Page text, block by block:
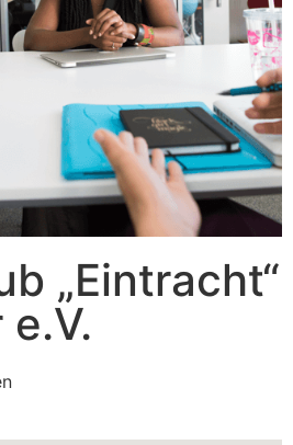
„Eintracht“